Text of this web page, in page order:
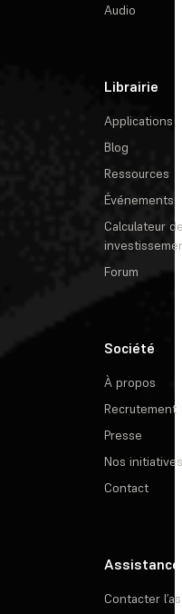
Audio
Librairie
Applications
Blog
Ressources
Événements
Calculateur
Forum
Société
À propos
Recrutement
Presse
Nos initiatives
Contact
Assistance
Contacter